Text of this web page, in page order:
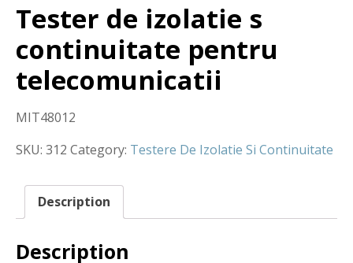
Tester de izolatie s
continuitate pentru
telecomunicatii
MIT48012
SKU: 312 Category: Testere De Izolatie Si Continuitate
Description
Description